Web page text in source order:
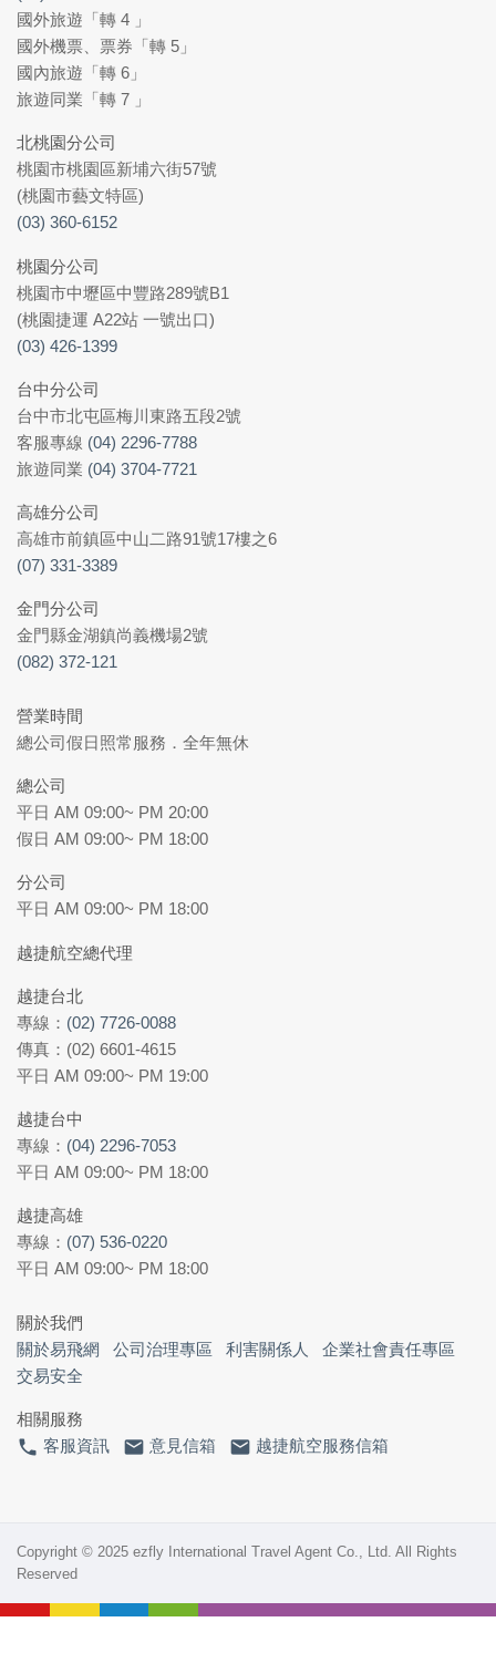
國外旅遊「轉 4 」
國外機票、票券「轉 5」
國內旅遊「轉 6」
旅遊同業「轉 7 」
北桃園分公司
桃園市桃園區新埔六街57號
(桃園市藝文特區)
(03) 360-6152
桃園分公司
桃園市中壢區中豐路289號B1
(桃園捷運 A22站 一號出口)
(03) 426-1399
台中分公司
台中市北屯區梅川東路五段2號
客服專線 (04) 2296-7788
旅遊同業 (04) 3704-7721
高雄分公司
高雄市前鎮區中山二路91號17樓之6
(07) 331-3389
金門分公司
金門縣金湖鎮尚義機場2號
(082) 372-121
營業時間
總公司假日照常服務．全年無休
總公司
平日 AM 09:00~ PM 20:00
假日 AM 09:00~ PM 18:00
分公司
平日 AM 09:00~ PM 18:00
越捷航空總代理
越捷台北
專線： (02) 7726-0088
傳真：(02) 6601-4615
平日 AM 09:00~ PM 19:00
越捷台中
專線： (04) 2296-7053
平日 AM 09:00~ PM 18:00
越捷高雄
專線： (07) 536-0220
平日 AM 09:00~ PM 18:00
關於我們
關於易飛網
公司治理專區 利害關係人
企業社會責任專區
交易安全
相關服務
phone 客服資訊 email 意見信箱 email 越捷航空服務信箱
Copyright © 2025 ezfly International Travel Agent Co., Ltd. All Rights
Reserved